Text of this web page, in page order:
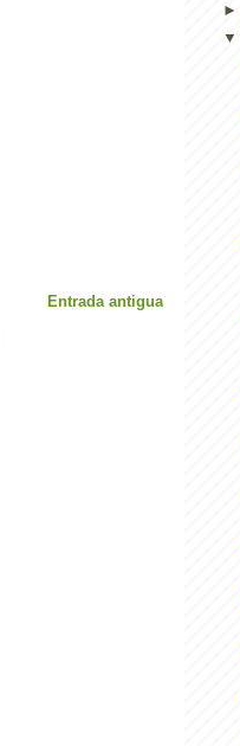
Entrada antigua
►
▼